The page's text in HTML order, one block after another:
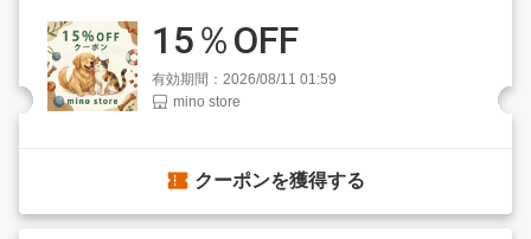
15％OFF
有効期間：2026/08/11 01:59
mino store
クーポンを獲得する